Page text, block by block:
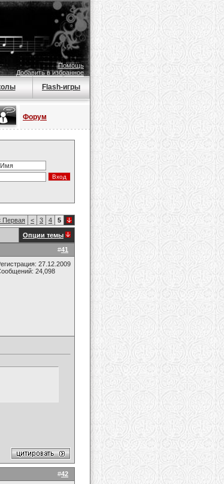
Помощь
Добавить в избранное
Flash-игры
Форум
Первая < 3 4 5
Опции темы
#41
27.12.2009
24,098
#42